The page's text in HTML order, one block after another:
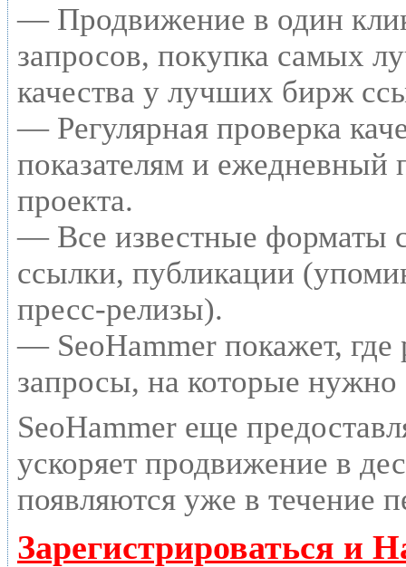
— Продвижение в один
запросов, покупка самых
качества у лучших бирж
— Регулярная проверка
показателям и ежедневный
проекта.
— Все известные форматы
ссылки, публикации
пресс-релизы).
— SeoHammer покажет, где
запросы, на которые нужно
SeoHammer еще
ускоряет продвижение в
появляются уже в течение
Зарегистрироваться и